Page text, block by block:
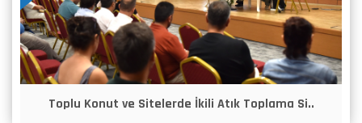
Toplu Konut ve Sitelerde İkili Atık Toplama Si..